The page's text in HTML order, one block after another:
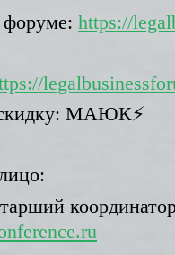
https://
МАЮК⚡